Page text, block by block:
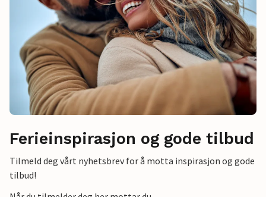
Ferieinspirasjon og gode tilbud
Tilmeld deg vårt nyhetsbrev for å motta inspirasjon og gode
tilbud!